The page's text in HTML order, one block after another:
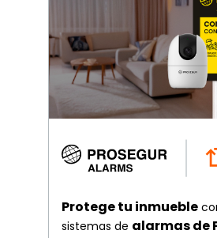
Protege tu inmueble
sistemas de alarmas de